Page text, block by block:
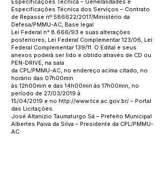
Especificações Técnica – Generalidades e
Especificações Técnica dos Serviços – Contrato
de Repasse nº 586622/2017/Ministério da
Defesa/PMMU-AC, Base legal
Lei Federal n° 8.666/93 e suas alterações
posteriores, Lei Federal Complementar 123/06, Lei
Federal Complementar 139/11. O Edital e seus
anexos poderá ser lido e obtido através de CD ou
PEN-DRIVE, na sala
da CPL/PMMU-AC, no endereço acima citado, no
horário das 07h00min
às 12h00min e das 14h00min ás 17h00min, no
período de 27/03/2019 à
15/04/2019 e no http://www.tce.ac.gov.br/ – Portal
das Licitações.
José Altanizio Taumaturgo Sá – Prefeito Municipal
Albertes Paiva da Silva – Presidente da CPL/PMMU-
AC